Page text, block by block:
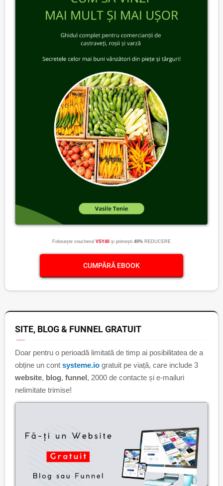
Folosește voucherul VSY40 și primești 40% REDUCERE
CUMPĂRĂ EBOOK
SITE, BLOG & FUNNEL GRATUIT
Doar pentru o perioadă limitată de timp ai posibilitatea de a
obține un cont systeme.io gratuit pe viață, care include 3
website, blog, funnel, 2000 de contacte și e-mailuri
nelimitate trimise!